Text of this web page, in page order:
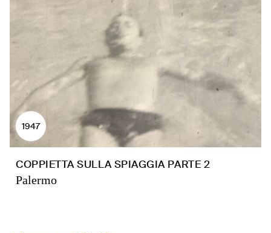
1947
COPPIETTA SULLA SPIAGGIA PARTE 2
Palermo